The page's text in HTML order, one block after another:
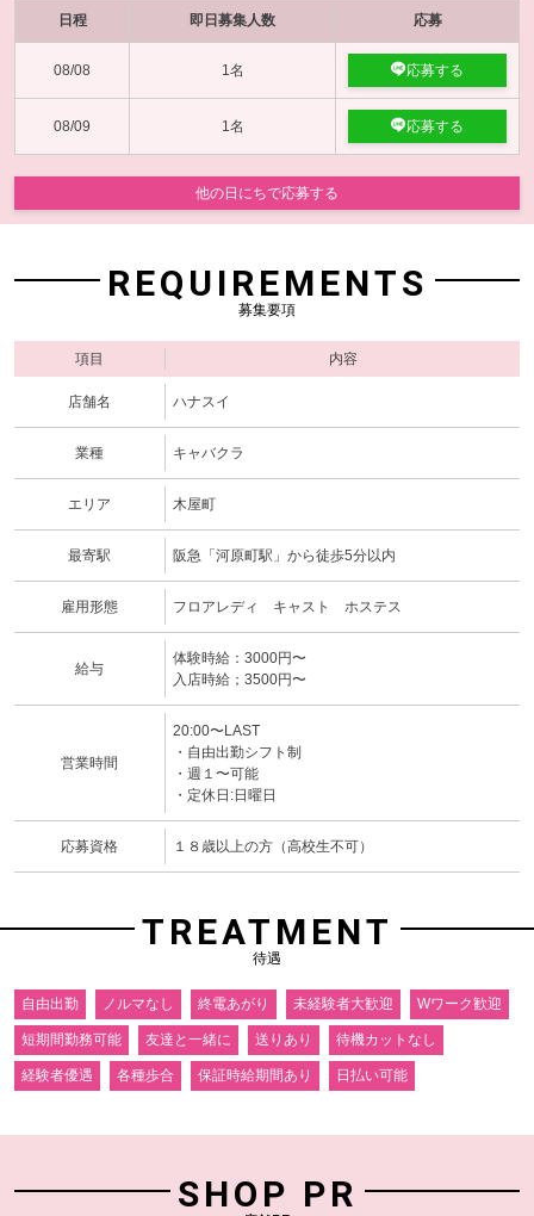
日程 即日募集人数 応募
08/08 1名 応募する
08/09 1名 応募する
他の日にちで応募する
REQUIREMENTS
募集要項
項目 内容
店舗名 ハナスイ
業種 キャバクラ
エリア 木屋町
最寄駅 阪急「河原町駅」から徒歩5分以内
雇用形態 フロアレディ キャスト ホステス
給与
体験時給：3000円〜
入店時給；3500円〜
営業時間
20:00〜LAST
・自由出勤シフト制
・週１〜可能
・定休日:日曜日
応募資格 １８歳以上の方（高校生不可）
TREATMENT
待遇
自由出勤 ノルマなし 終電あがり 未経験者大歓迎 Wワーク歓迎
短期間勤務可能 友達と一緒に 送りあり 待機カットなし
経験者優遇 各種歩合 保証時給期間あり 日払い可能
SHOP PR